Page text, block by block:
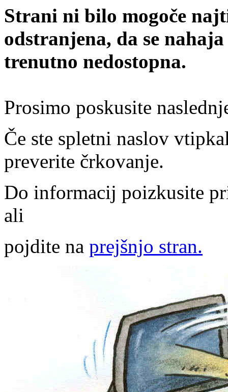
Strani ni bilo mogoče
odstranjena, da se
trenutno nedostopna.
Prosimo poskusite
Če ste spletni naslov
preverite črkovanje.
Do informacij poizkusite
ali
pojdite na prejšnjo stran.